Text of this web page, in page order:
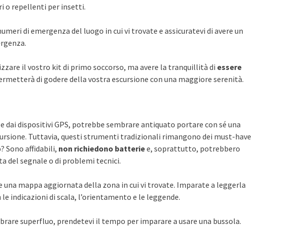
o repellenti per insetti.
di emergenza del luogo in cui vi trovate e assicuratevi di avere un
il vostro kit di primo soccorso, ma avere la tranquillità di essere
di godere della vostra escursione con una maggiore serenità.
dai dispositivi GPS, potrebbe sembrare antiquato portare con sé una
Tuttavia, questi strumenti tradizionali rimangono dei must-have
Sono affidabili, non richiedono batteriee, soprattutto, potrebbero
del segnale o di problemi tecnici.
una mappa aggiornata della zona in cui vi trovate. Imparate a leggerla
indicazioni di scala, l’orientamento e le leggende.
superfluo, prendetevi il tempo per imparare a usare una bussola.